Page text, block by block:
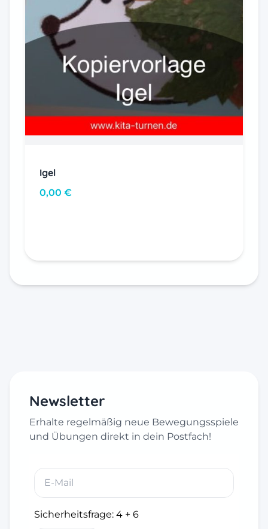
Igel
0,00 €
Newsletter
Erhalte regelmäßig neue Bewegungsspiele
und Übungen direkt in dein Postfach!
Sicherheitsfrage: 4 + 6